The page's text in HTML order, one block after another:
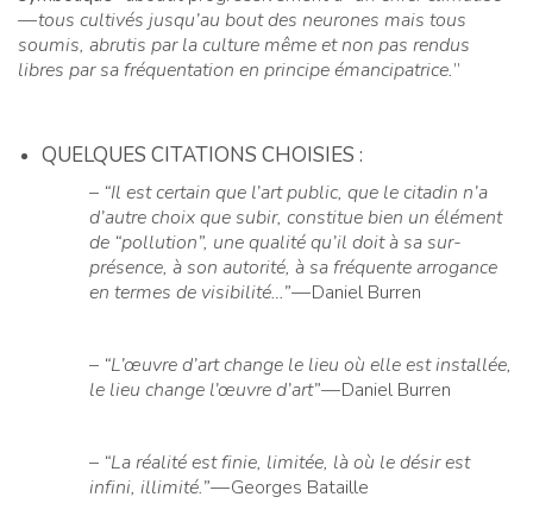
— tous cultivés jusqu’au bout des neurones mais tous
soumis, abrutis par la culture même et non pas rendus
libres par sa fréquentation en principe émancipatrice.”
QUELQUES CITATIONS CHOISIES :
– “Il est certain que l’art public, que le citadin n’a
d’autre choix que subir, constitue bien un élément
de “pollution”, une qualité qu’il doit à sa sur-
présence, à son autorité, à sa fréquente arrogance
en termes de visibilité…”— Daniel Burren
– “L’œuvre d’art change le lieu où elle est installée,
le lieu change l’œuvre d’art”— Daniel Burren
– “La réalité est finie, limitée, là où le désir est
infini, illimité.”— Georges Bataille